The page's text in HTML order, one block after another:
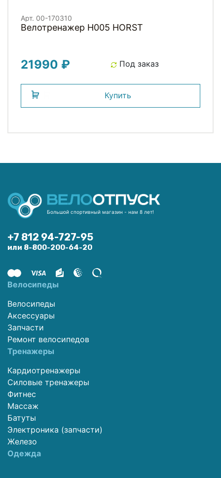
Арт. 00-170310
Велотренажер H005 HORST
21990 ₽ Под заказ
Купить
Большой спортивный магазин - нам 8 лет!
+7 812 94-727-95
или 8-800-200-64-20
Велосипеды
Велосипеды
Аксессуары
Запчасти
Ремонт велосипедов
Тренажеры
Кардиотренажеры
Силовые тренажеры
Фитнес
Массаж
Батуты
Электроника (запчасти)
Железо
Одежда